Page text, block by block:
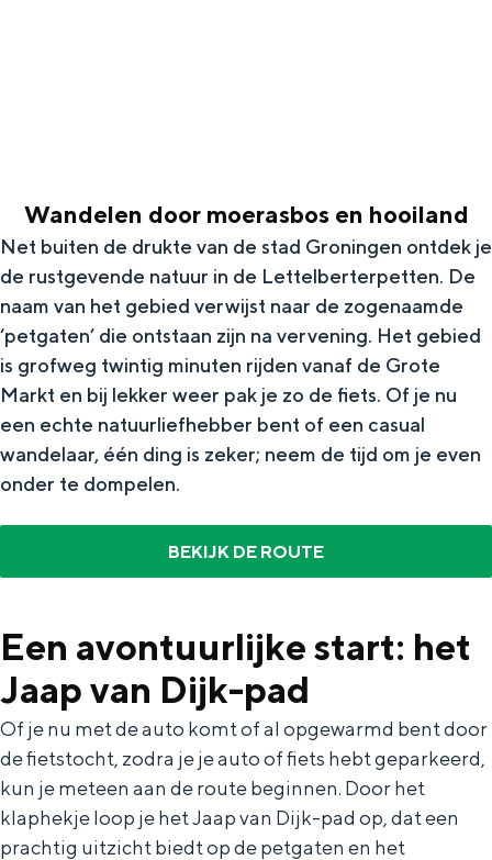
Top 10
bezienswaardigheden
stad, de stilte van een hofje, de
weidsheid van het ommeland en de
Stad
Provincie
Waddenkust
Natuurgebieden
WAT TE DOEN
Wandelen door moerasbos en hooiland
Net buiten de drukte van de stad Groningen ontdek je
de rustgevende natuur in de Lettelberterpetten. De
naam van het gebied verwijst naar de zogenaamde
‘petgaten’ die ontstaan zijn na vervening. Het gebied
is grofweg twintig minuten rijden vanaf de Grote
Markt en bij lekker weer pak je zo de fiets. Of je nu
een echte natuurliefhebber bent of een casual
wandelaar, één ding is zeker; neem de tijd om je even
onder te dompelen.​
BEKIJK DE ROUTE
Een avontuurlijke start: het
Jaap van Dijk-pad
Of je nu met de auto komt of al opgewarmd bent door
de fietstocht, zodra je je auto of fiets hebt geparkeerd,
kun je meteen aan de route beginnen. Door het
klaphekje loop je het Jaap van Dijk-pad op, dat een
prachtig uitzicht biedt op de petgaten en het